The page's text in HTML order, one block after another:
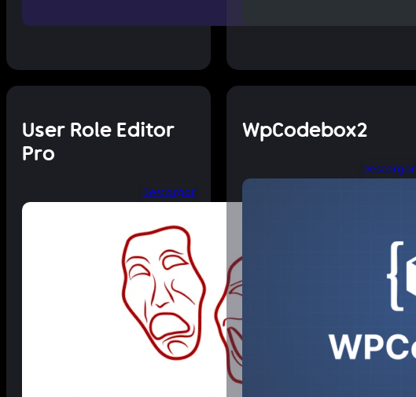
User Role Editor
Pro
Descargar
WpCodebox2
Descargar